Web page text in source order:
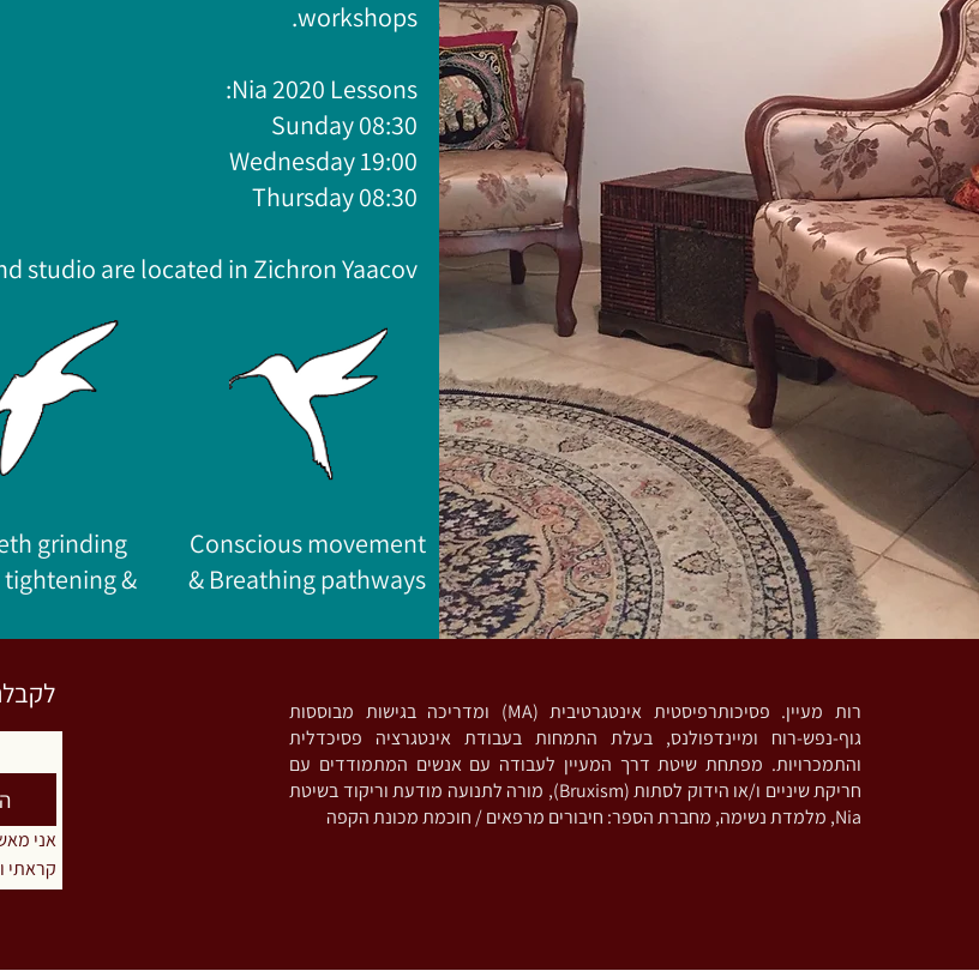
workshops.
Nia 2020 Lessons:
Sunday 08:30
Wednesday 19:00
Thursday 08:30
studio are located in Zichron Yaacov.
Conscious movement
& Breathing pathways
grinding
& jaw tightening
אני
קראתי
רות מעיין. פסיכותרפיסטית אינטגרטיבית (MA) ומדריכה בגישות מבוססות
גוף-נפש-רוח ומיינדפולנס, בעלת התמחות בעבודת אינטגרציה פסיכדלית
והתמכרויות. מפתחת שיטת דרך המעיין לעבודה עם אנשים המתמודדים עם
חריקת שיניים ו/או הידוק לסתות (Bruxism), מורה לתנועה מודעת וריקוד בשיטת
Nia, מלמדת נשימה, מחברת הספר: חיבורים מרפאים / חוכמת מכונת הקפה